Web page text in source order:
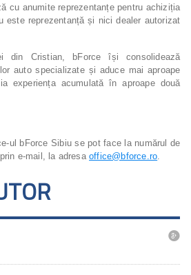
cu anumite reprezentanțe pentru achiziția
este reprezentanță și nici dealer autorizat
din Cristian, bForce își consolidează
auto specializate și aduce mai aproape
experiența acumulată în aproape două
ul bForce Sibiu se pot face la numărul de
e-mail, la adresaoffice@bforce.ro
